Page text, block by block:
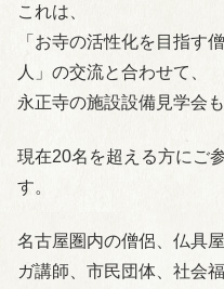
これは、
「お寺の活性化を目指す
人」の交流と合わせて、
永正寺の施設設備見学会
現在20名を超える方にご
す。
名古屋圏内の僧侶、仏具
ガ講師、市民団体、社会